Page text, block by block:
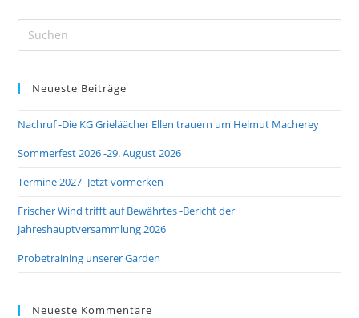
Neueste Beiträge
Nachruf -Die KG Grieläächer Ellen trauern um Helmut Macherey
Sommerfest 2026 -29. August 2026
Termine 2027 -Jetzt vormerken
Frischer Wind trifft auf Bewährtes -Bericht der
Jahreshauptversammlung 2026
Probetraining unserer Garden
Neueste Kommentare